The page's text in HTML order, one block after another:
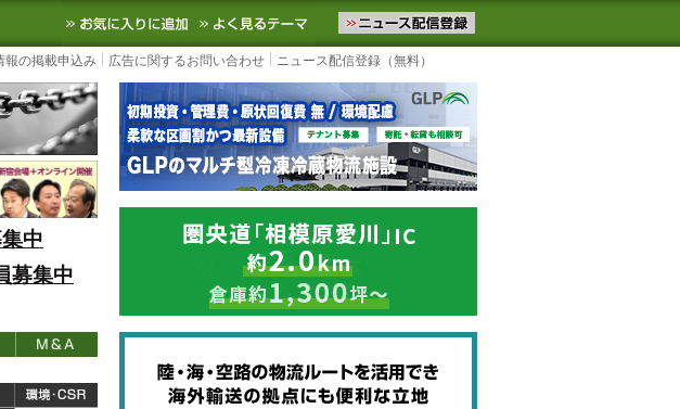
ど国内外の最新の物流ニュースをお届けします。物流ニュースメール配信を登録す
お気に入りに追加 よく見るテーマ
報の掲載申込み 広告に関するお問い合わせ ニュース配信登録（無料）
中
募集中